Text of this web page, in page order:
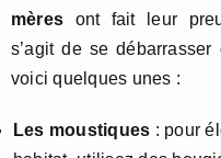
mères ont fait leur
s’agit de se
voici quelques unes :
Les moustiques : pour